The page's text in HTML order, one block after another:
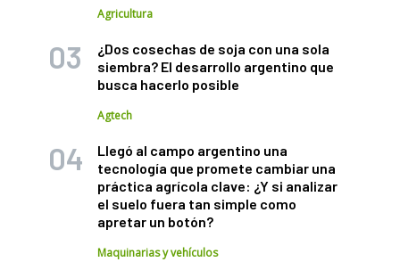
Agricultura
¿Dos cosechas de soja con una sola
siembra? El desarrollo argentino que
busca hacerlo posible
Agtech
Llegó al campo argentino una
tecnología que promete cambiar una
práctica agrícola clave: ¿Y si analizar
el suelo fuera tan simple como
apretar un botón?
Maquinarias y vehículos